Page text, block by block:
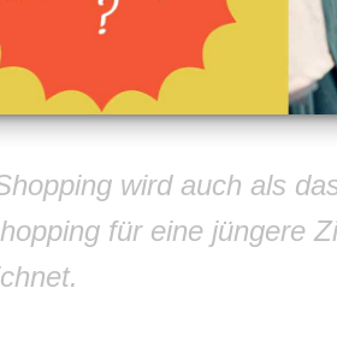
wird auch als
für eine jüngere